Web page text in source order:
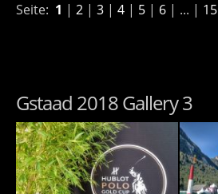
Seite: 1 | 2 | 3 | 4 | 5 | 6 | ... | 15
Gstaad 2018 Gallery 3